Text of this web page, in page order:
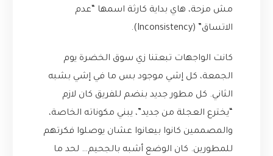
مش مزحة، هاي بداية كارثة اسمها “عدم
الاتساق” (Inconsistency).
كانت الواجهات تبعتنا زي سوق الخضرة يوم
الجمعة، كل إشي موجود بس ما في إشي بشبه
الثاني. كل مطور جديد بنضم للفريق كان لازم
“يخترع العجلة من جديد”، يبني مكوناته الخاصة،
والمصممين كانوا بيعانوا عشان يوصلوا فكرتهم
للمطورين. كان الوضع أشبه بالجحيم… لحد ما